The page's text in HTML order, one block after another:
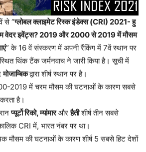
से “ग्लोबल क्लाइमेट रिस्क इंडेक्स (CRI) 2021- हु
वेदर इवेंट्स? 2019 और 2000 से 2019 में मौसम
” के 16 वें संस्करण में अपनी रैंकिंग में 7वें स्थान पर
थिंक टैंक जर्मनवाच ने जारी किया है। सूची में
मोजाम्बिकद्वारा शीर्ष स्थान पर है।
2019 में चरम मौसम की घटनाओं के कारण सबसे
है।
प्यूर्टो रिको, म्यांमारऔरहैतीशीर्ष तीन सबसे
CRI में, भारत नंबर पर था।
मौसम की घटनाओं के कारण शीर्ष 5 सबसे हिट देशों